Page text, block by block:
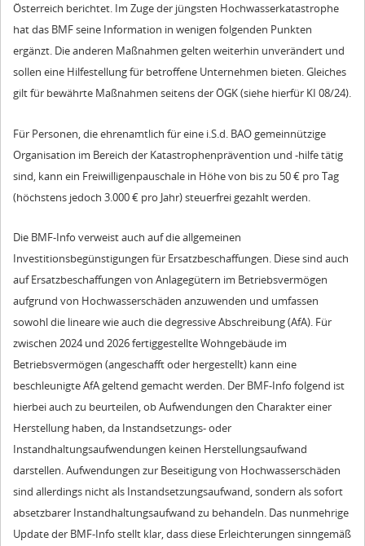
Österreich berichtet. Im Zuge der jüngsten Hochwasserkatastrophe
hat das BMF seine Information in wenigen folgenden Punkten
ergänzt. Die anderen Maßnahmen gelten weiterhin unverändert und
sollen eine Hilfestellung für betroffene Unternehmen bieten. Gleiches
gilt für bewährte Maßnahmen seitens der ÖGK (siehe hierfür KI 08/24).
Für Personen, die ehrenamtlich für eine i.S.d. BAO gemeinnützige
Organisation im Bereich der Katastrophenprävention und -hilfe tätig
sind, kann ein Freiwilligenpauschale in Höhe von bis zu 50 € pro Tag
(höchstens jedoch 3.000 € pro Jahr) steuerfrei gezahlt werden.
Die BMF-Info verweist auch auf die allgemeinen
Investitionsbegünstigungen für Ersatzbeschaffungen. Diese sind auch
auf Ersatzbeschaffungen von Anlagegütern im Betriebsvermögen
aufgrund von Hochwasserschäden anzuwenden und umfassen
sowohl die lineare wie auch die degressive Abschreibung (AfA). Für
zwischen 2024 und 2026 fertiggestellte Wohngebäude im
Betriebsvermögen (angeschafft oder hergestellt) kann eine
beschleunigte AfA geltend gemacht werden. Der BMF-Info folgend ist
hierbei auch zu beurteilen, ob Aufwendungen den Charakter einer
Herstellung haben, da Instandsetzungs- oder
Instandhaltungsaufwendungen keinen Herstellungsaufwand
darstellen. Aufwendungen zur Beseitigung von Hochwasserschäden
sind allerdings nicht als Instandsetzungsaufwand, sondern als sofort
absetzbarer Instandhaltungsaufwand zu behandeln. Das nunmehrige
Update der BMF-Info stellt klar, dass diese Erleichterungen sinngemäß